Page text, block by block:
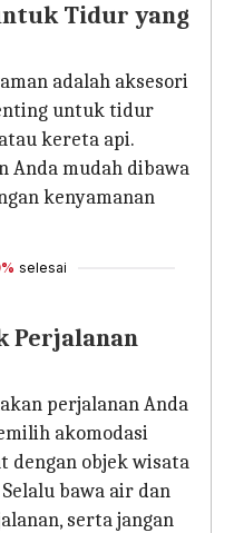
Tidur yang
adalah aksesori
untuk tidur
kereta api.
Anda mudah dibawa
kenyamanan
selesai
Perjalanan
perjalanan Anda
akomodasi
dengan objek wisata
bawa air dan
serta jangan